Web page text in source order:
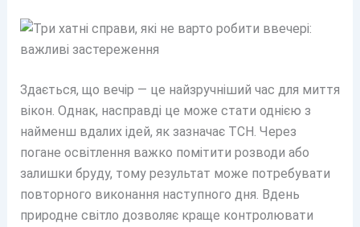
Здається, що вечір — це найзручніший час для миття
вікон. Однак, насправді це може стати однією з
найменш вдалих ідей, як зазначає ТСН. Через
погане освітлення важко помітити розводи або
залишки бруду, тому результат може потребувати
повторного виконання наступного дня. Вдень
природне світло дозволяє краще контролювати